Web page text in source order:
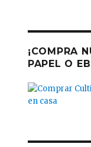
¡COMPRA
PAPEL O